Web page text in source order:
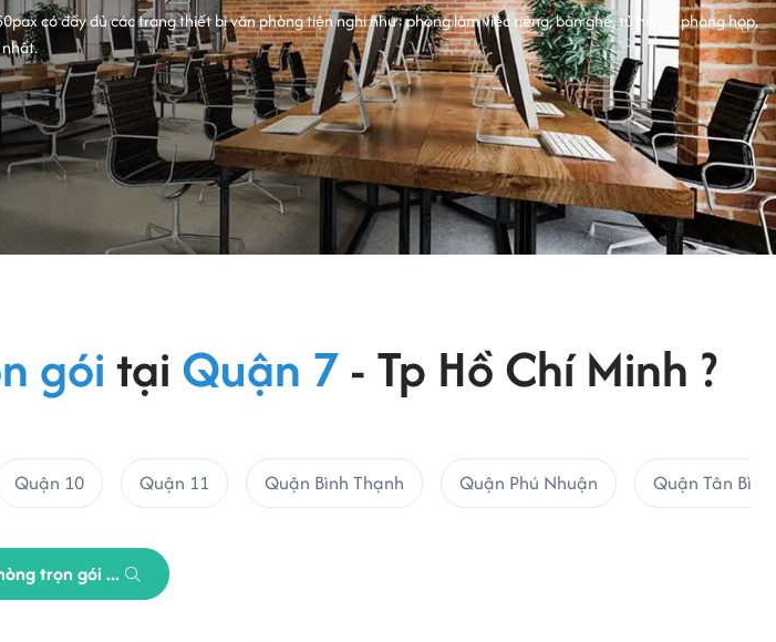
có đầy đủ các trang thiết bị văn phòng tiện nghi như: phòng làm việc riêng, bàn ghế, tủ hồ sơ, phòng họp,
góitại Quận 7- Tp Hồ Chí Minh ?
Quận 10 Quận 11 Quận Bình Thạnh Quận Phú Nhuận Quận Tân Bình
trọn gói ...